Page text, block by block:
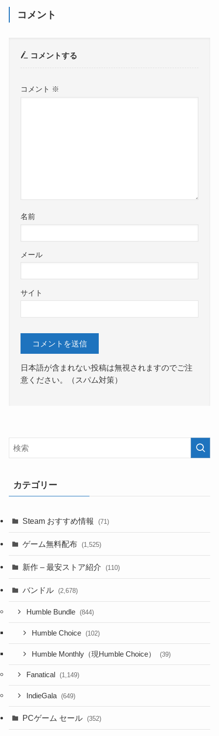
コメント
コメントする
コメント ※
名前
メール
サイト
日本語が含まれない投稿は無視されますのでご注
意ください。（スパム対策）
カテゴリー
Steam おすすめ情報 (71)
ゲーム無料配布 (1,525)
新作 – 最安ストア紹介 (110)
バンドル (2,678)
Humble Bundle (844)
Humble Choice (102)
Humble Monthly（現Humble Choice） (39)
Fanatical (1,149)
IndieGala (649)
PCゲーム セール (352)